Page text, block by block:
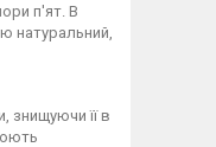
п'ят. В
натуральний,
знищуючи її в